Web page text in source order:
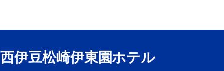
西伊豆松崎伊東園ホテル